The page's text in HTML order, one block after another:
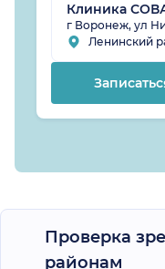
Клиника
г Воронеж, ул
Ленинский
Проверка
районам